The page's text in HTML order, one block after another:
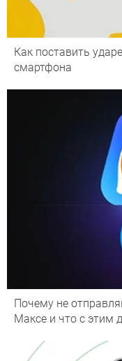
Как поставить
смартфона
Почему не
Максе и что с этим